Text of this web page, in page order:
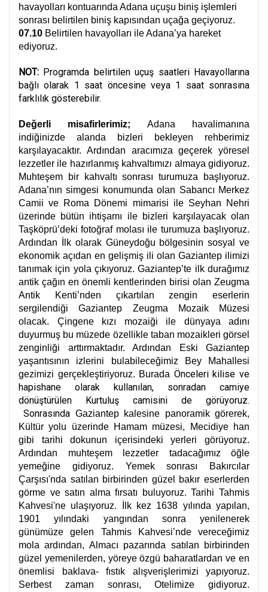
havayolları kontuarında Adana uçuşu biniş işlemleri
sonrası belirtilen biniş kapısından uçağa geçiyoruz.
07.10 Belirtilen havayolları ile Adana’ya hareket
ediyoruz.
NOT: Programda belirtilen uçuş saatleri Havayollarına
bağlı olarak 1 saat öncesine veya 1 saat sonrasına
farklılık gösterebilir.
Değerli misafirlerimiz; Adana havalimanına
indiğinizde alanda bizleri bekleyen rehberimiz
karşılayacaktır. Ardından aracımıza geçerek yöresel
lezzetler ile hazırlanmış kahvaltımızı almaya gidiyoruz.
Muhteşem bir kahvaltı sonrası turumuza başlıyoruz.
Adana’nın simgesi konumunda olan Sabancı Merkez
Camii ve Roma Dönemi mimarisi ile Seyhan Nehri
üzerinde bütün ihtişamı ile bizleri karşılayacak olan
Taşköprü’deki fotoğraf molası ile turumuza başlıyoruz.
Ardından İlk olarak Güneydoğu bölgesinin sosyal ve
ekonomik açıdan en gelişmiş ili olan Gaziantep ilimizi
tanımak için yola çıkıyoruz. Gaziantep’te ilk durağımız
antik çağın en önemli kentlerinden birisi olan Zeugma
Antik Kenti’nden çıkartılan zengin eserlerin
sergilendiği Gaziantep Zeugma Mozaik Müzesi
olacak. Çingene kızı mozaiği ile dünyaya adını
duyurmuş bu müzede özellikle taban mozaikleri görsel
zenginliği arttırmaktadır. Ardından Eski Gaziantep
yaşantısının izlerini bulabileceğimiz Bey Mahallesi
gezimizi gerçekleştiriyoruz. Burada Önceleri kilise ve
hapishane olarak kullanılan, sonradan camiye
dönüştürülen Kurtuluş camisini de görüyoruz.
Sonrasında Gaziantep kalesine panoramik görerek,
Kültür yolu üzerinde Hamam müzesi, Mecidiye han
gibi tarihi dokunun içerisindeki yerleri görüyoruz.
Ardından muhteşem lezzetler tadacağımız öğle
yemeğine gidiyoruz. Yemek sonrası Bakırcılar
Çarşısı'nda satılan birbirinden güzel bakır eserlerden
görme ve satın alma fırsatı buluyoruz. Tarihi Tahmis
Kahvesi'ne ulaşıyoruz. İlk kez 1638 yılında yapılan,
1901 yılındaki yangından sonra yenilenerek
günümüze gelen Tahmis Kahvesi’nde vereceğimiz
mola ardından, Almacı pazarında satılan birbirinden
güzel yemenilerden, yöreye özgü baharatlardan ve en
önemlisi baklava- fıstık alışverişlerimizi yapıyoruz.
Serbest zaman sonrası, Otelimize gidiyoruz.